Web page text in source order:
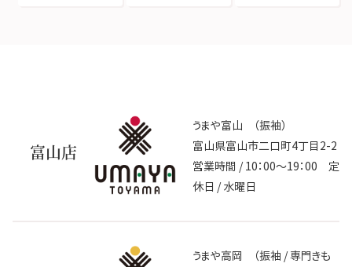
富山店
うまや富山 （振袖）
富山県富山市二口町4丁目2-2
営業時間 / 10：00～19：00 定
休日 / 水曜日
うまや高岡 （振袖 / 専門きも